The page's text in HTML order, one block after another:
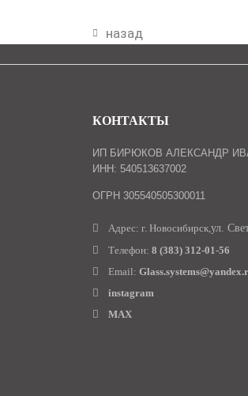
назад
КОНТАКТЫ
ИП БИРЮКОВ АЛЕКСАНДР
ИНН: 540513637002
ОГРН 305540505300011
Адрес: г. Новосибирск,ул.
Телефон: 8 (383) 312-01-56
Email:
instagram
MAX